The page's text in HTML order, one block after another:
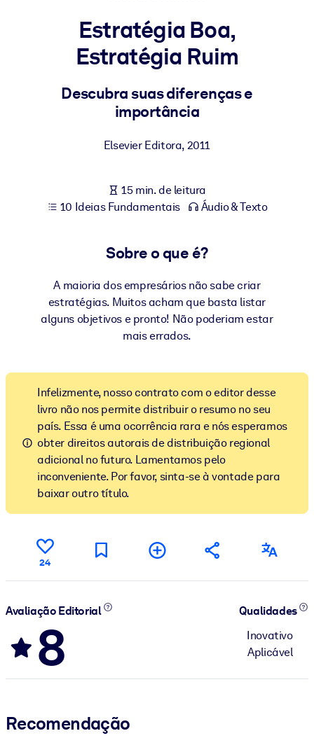
POR SISTEMA
Para LMS/LXP
Leve conhecimento verificado e conciso para seu LMS/LXP para
resultados de aprendizagem mais sólidos.
Enriqueça sua biblioteca corporativa com conhecimento de
Para sistemas de IA
Estratégia Boa,
Estratégia Ruim
Descubra suas diferenças e
importância
Elsevier Editora, 2011
15 min. de leitura
10 Ideias Fundamentais
Áudio & Texto
Sobre o que é?
A maioria dos empresários não sabe criar
estratégias. Muitos acham que basta listar
alguns objetivos e pronto! Não poderiam estar
mais errados.
Infelizmente, nosso contrato com o editor desse
livro não nos permite distribuir o resumo no seu
país. Essa é uma ocorrência rara e nós esperamos
obter direitos autorais de distribuição regional
adicional no futuro. Lamentamos pelo
inconveniente. Por favor, sinta-se à vontade para
baixar outro título.
24
Avaliação Editorial
8
Qualidades
Inovativo
Aplicável
Recomendação